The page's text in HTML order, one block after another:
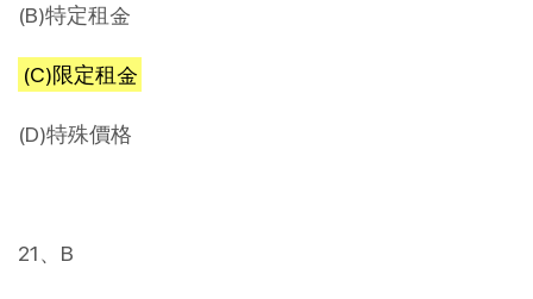
(B)特定租金
(C)限定租金
(D)特殊價格
21、B